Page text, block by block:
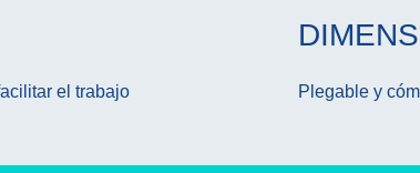
el trabajo Plegable y